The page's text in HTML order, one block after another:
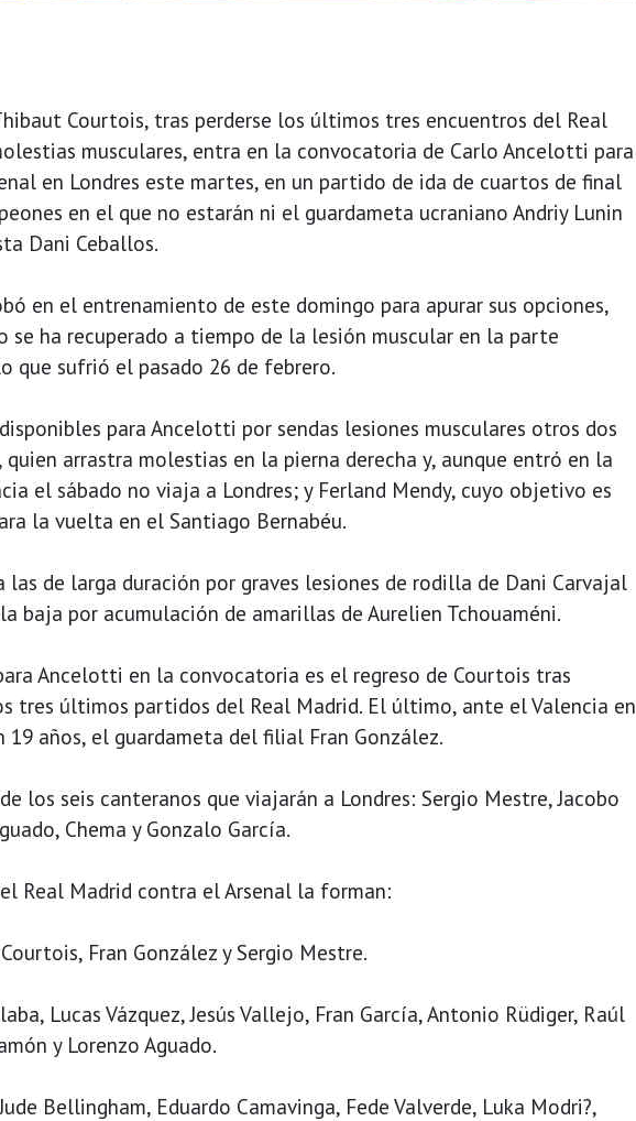
Courtois, tras perderse los últimos tres encuentros del Real
musculares, entra en la convocatoria de Carlo Ancelotti para
en Londres este martes, en un partido de ida de cuartos de final
en el que no estarán ni el guardameta ucraniano Andriy Lunin
Dani Ceballos.
en el entrenamiento de este domingo para apurar sus opciones,
se ha recuperado a tiempo de la lesión muscular en la parte
que sufrió el pasado 26 de febrero.
para Ancelotti por sendas lesiones musculares otros dos
arrastra molestias en la pierna derecha y, aunque entró en la
el sábado no viaja a Londres; y Ferland Mendy, cuyo objetivo es
la vuelta en el Santiago Bernabéu.
las de larga duración por graves lesiones de rodilla de Dani Carvajal
baja por acumulación de amarillas de Aurelien Tchouaméni.
Ancelotti en la convocatoria es el regreso de Courtois tras
tres últimos partidos del Real Madrid. El último, ante el Valencia en
19 años, el guardameta del filial Fran González.
los seis canteranos que viajarán a Londres: Sergio Mestre, Jacobo
Chema y Gonzalo García.
Real Madrid contra el Arsenal la forman:
Fran González y Sergio Mestre.
Lucas Vázquez, Jesús Vallejo, Fran García, Antonio Rüdiger, Raúl
y Lorenzo Aguado.
Bellingham, Eduardo Camavinga, Fede Valverde, Luka Modri?,